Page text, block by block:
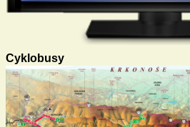
Cyklobusy